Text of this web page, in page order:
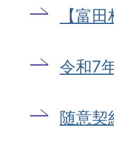
【富
令和7
随意契